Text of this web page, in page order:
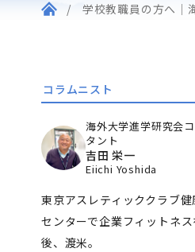
学校教職員の方へ｜
コラムニスト
海外大学進学研究会
タント
吉田 栄一
Eiichi Yoshida
東京アスレティッククラブ健
センターで企業フィットネス
後、渡米。